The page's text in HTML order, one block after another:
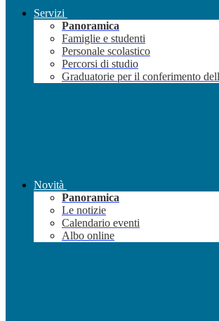
Servizi
Panoramica
Famiglie e studenti
Personale scolastico
Percorsi di studio
Graduatorie per il conferimento
Novità
Panoramica
Le notizie
Calendario eventi
Albo online